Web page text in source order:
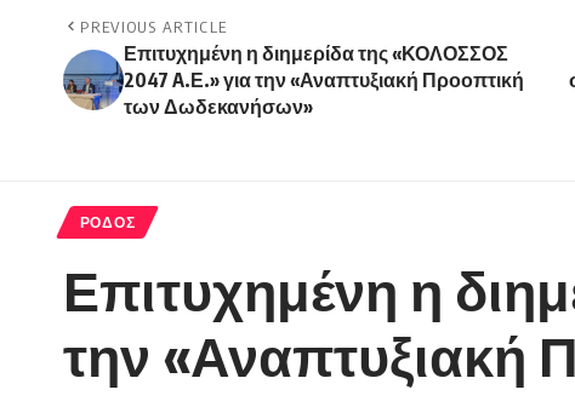
PREVIOUS ARTICLE
Επιτυχημένη η διημερίδα της «ΚΟΛΟΣΣΟΣ
2047 A.Ε.» για την «Αναπτυξιακή Προοπτική
των Δωδεκανήσων»
ΡΟΔΟΣ
Επιτυχημένη η
την